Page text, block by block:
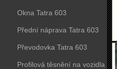
Okna Tatra 603
Přední náprava Tatra 603
Převodovka Tatra 603
Profilová těsnění na vozidla